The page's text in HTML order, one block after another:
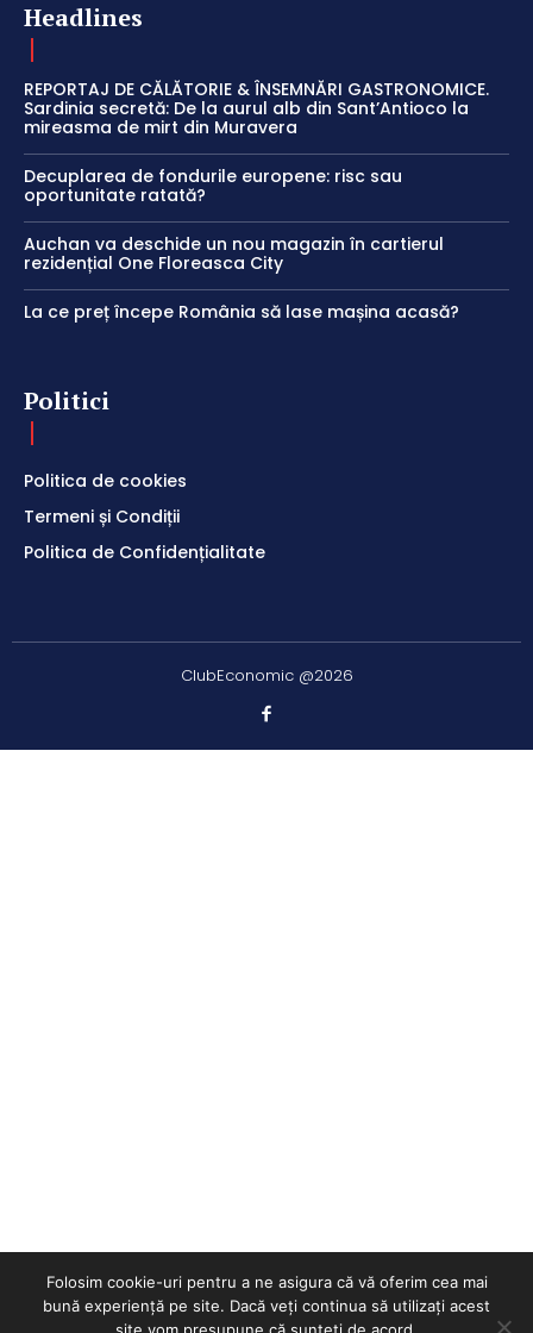
Headlines
REPORTAJ DE CĂLĂTORIE & ÎNSEMNĂRI GASTRONOMICE.
Sardinia secretă: De la aurul alb din Sant’Antioco la
mireasma de mirt din Muravera
Decuplarea de fondurile europene: risc sau
oportunitate ratată?
Auchan va deschide un nou magazin în cartierul
rezidențial One Floreasca City
La ce preț începe România să lase mașina acasă?
Politici
Politica de cookies
Termeni și Condiții
Politica de Confidențialitate
ClubEconomic @2026
Folosim cookie-uri pentru a ne asigura că vă oferim cea mai
bună experiență pe site. Dacă veți continua să utilizați acest